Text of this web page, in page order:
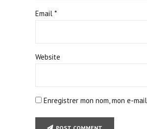
Email *
Website
Enregistrer mon nom, mon e-